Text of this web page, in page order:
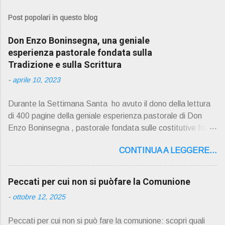
Post popolari in questo blog
Don Enzo Boninsegna, una geniale
esperienza pastorale fondata sulla
Tradizione e sulla Scrittura
- aprile 10, 2023
Durante la Settimana Santa ho avuto il dono della lettura
di 400 pagine della geniale esperienza pastorale di Don
Enzo Boninsegna , pastorale fondata sulle costitutive fon ti
Dio giunta in continuit à ecclesiale a noi per mezzo di Gesù,
degli Apostoli e dei loro successori . Io don Gino Oliosi v
orrei contribuire ad una lettura non pregiudiziale su don
Enzo Boninsegna . Per gli ultimi tempi di vita l'ho scelto
come Confessore. Del suo volume " ERO "CURATO" …
CONTINUA A LEGGERE...
Peccati per cui non si puòfare la Comunione
- ottobre 12, 2025
Peccati per cui non si può fare la comunione: scopri quali